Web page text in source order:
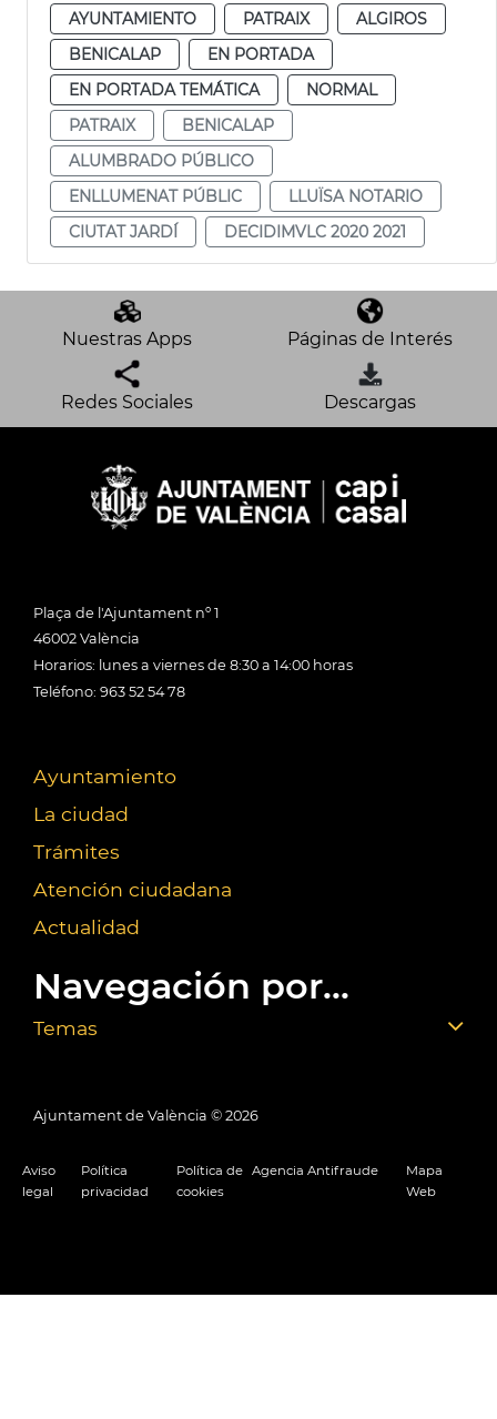
AYUNTAMIENTO PATRAIX
ALGIROS
BENICALAP
EN PORTADA
EN PORTADA TEMÁTICA
NORMAL
PATRAIX
BENICALAP
ALUMBRADO PÚBLICO
ENLLUMENAT PÚBLIC
LLUÏSA NOTARIO
CIUTAT JARDÍ
DECIDIMVLC 2020 2021
Nuestras Apps Páginas de Interés
Redes Sociales Descargas
Plaça de l'Ajuntament nº 1
46002 València
Horarios: lunes a viernes de 8:30 a 14:00 horas
Teléfono: 963 52 54 78
Ayuntamiento
La ciudad
Trámites
Atención ciudadana
Actualidad
Navegación por...
Temas
Ajuntament de València © 2026
Aviso
legal
Política
privacidad
Política de
cookies
Agencia Antifraude
Mapa
Web